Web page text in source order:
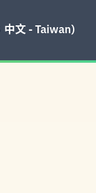
中文 - Taiwan)